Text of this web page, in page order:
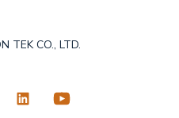
LinkedInYouTube
TEK CO., LTD.